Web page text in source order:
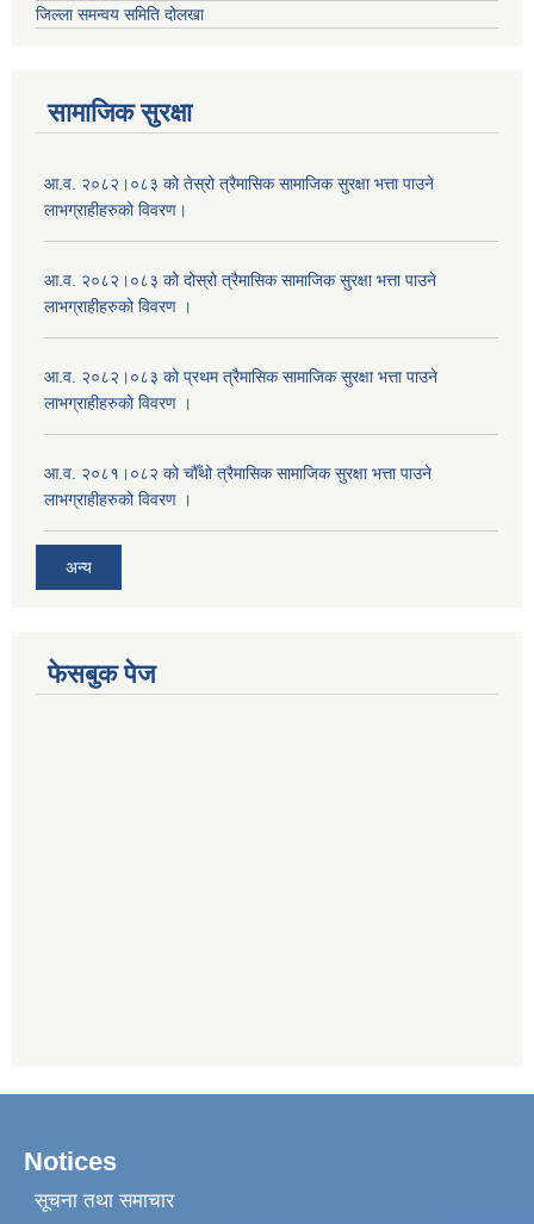
जिल्ला समन्वय समिति दोलखा
सामाजिक सुरक्षा
आ.व. २०८२।०८३ को तेस्रो त्रैमासिक सामाजिक सुरक्षा भत्ता पाउने
लाभग्राहीहरुको विवरण।
आ.व. २०८२।०८३ को दोस्रो त्रैमासिक सामाजिक सुरक्षा भत्ता पाउने
लाभग्राहीहरुको विवरण ।
आ.व. २०८२।०८३ को प्रथम त्रैमासिक सामाजिक सुरक्षा भत्ता पाउने
लाभग्राहीहरुको विवरण ।
आ.व. २०८१।०८२ को चौँथो त्रैमासिक सामाजिक सुरक्षा भत्ता पाउने
लाभग्राहीहरुको विवरण ।
अन्य
फेसबुक पेज
Notices
सूचना तथा समाचार